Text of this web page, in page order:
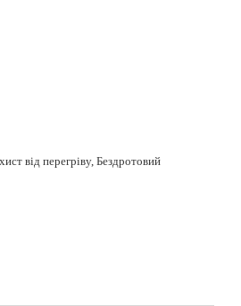
від перегріву, Бездротовий